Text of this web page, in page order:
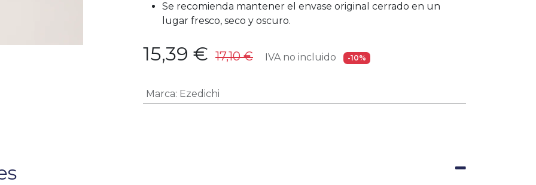
Se recomienda mantener el envase original cerrado en un
lugar fresco, seco y oscuro.
15,39 € 17,10€ IVA no incluido -10%
Marca: Ezedichi